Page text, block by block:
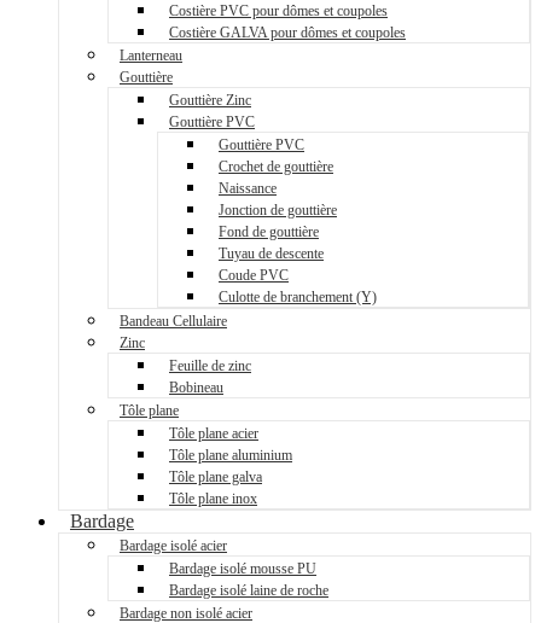
Costière PVC pour dômes et coupoles
Costière GALVA pour dômes et coupoles
Lanterneau
Gouttière
Gouttière Zinc
Gouttière PVC
Gouttière PVC
Crochet de gouttière
Naissance
Jonction de gouttière
Fond de gouttière
Tuyau de descente
Coude PVC
Culotte de branchement (Y)
Bandeau Cellulaire
Zinc
Feuille de zinc
Bobineau
Tôle plane
Tôle plane acier
Tôle plane aluminium
Tôle plane galva
Tôle plane inox
Bardage
Bardage isolé acier
Bardage isolé mousse PU
Bardage isolé laine de roche
Bardage non isolé acier